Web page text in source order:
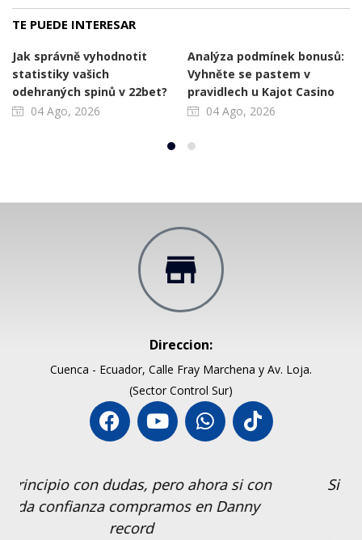
TE PUEDE INTERESAR
Jak správně vyhodnotit
statistiky vašich
odehraných spinů v 22bet?
04 Ago, 2026
Analýza podmínek bonusů:
Vyhněte se pastem v
pravidlech u Kajot Casino
04 Ago, 2026
Direccion:
Cuenca - Ecuador, Calle Fray Marchena y Av. Loja.
(Sector Control Sur)
Si recomiento compar en Dany Record,
los equipos me han salido buenos.